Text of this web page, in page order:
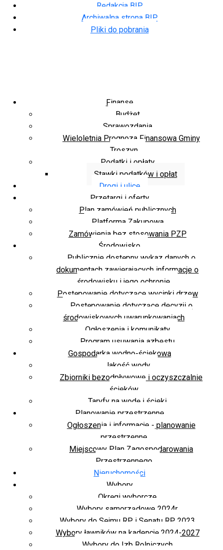
Redakcja BIP
Archiwalna strona BIP
Pliki do pobrania
Finanse
Budżet
Sprawozdania
Wieloletnia Prognoza Finansowa Gminy
Troszyn
Podatki i opłaty
Stawki podatków i opłat
Drogi i ulice
Przetargi i oferty
Plan zamówień publicznych
Platforma Zakupowa
Zamówienia bez stosowania PZP
Środowisko
Publicznie dostępny wykaz danych o
dokumentach zawierających informacje o
środowisku i jego ochronie
Postępowanie dotyczące wycinki drzew
Postępowanie dotyczące decyzji o
środowiskowych uwarunkowaniach
Ogłoszenia i komunikaty
Program usuwania azbestu
Gospodarka wodno-ściekowa
Jakość wody
Zbiorniki bezodpływowe i oczyszczalnie
ścieków
Taryfy na wodę i ścieki
Planowanie przestrzenne
Ogłoszenia i informacje - planowanie
przestrzenne
Miejscowy Plan Zagospodarowania
Przestrzennego
Nieruchomości
Wybory
Okręgi wyborcze
Wybory samorządowe 2024r.
Wybory do Sejmu RP i Senatu RP 2023
Wybory ławników na kadencję 2024-2027
Wybory do Izb Rolniczych